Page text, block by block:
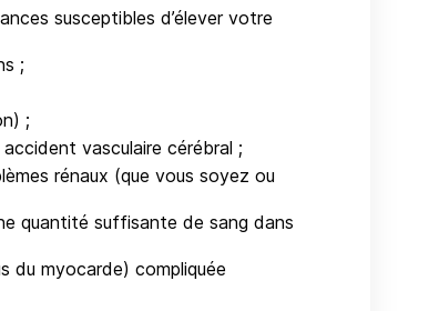
susceptibles d’élever votre
;
;
accident vasculaire cérébral ;
rénaux (que vous soyez ou
quantité suffisante de sang dans
du myocarde) compliquée